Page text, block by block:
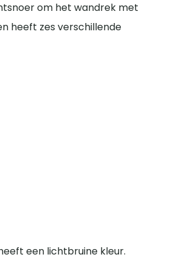
om het wandrek met
heeft zes verschillende
een lichtbruine kleur.